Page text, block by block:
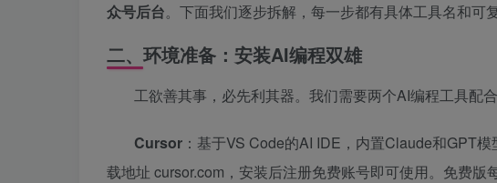
众号后台。下面我们逐步拆解，每一步都有具体工具名和可复
二、环境准备：安装AI编程双雄
工欲善其事，必先利其器。我们需要两个AI编程工具配合
Cursor ：基于VS Code的AI IDE，内置Claude和GPT
载地址 cursor.com，安装后注册免费账号即可使用。免费版